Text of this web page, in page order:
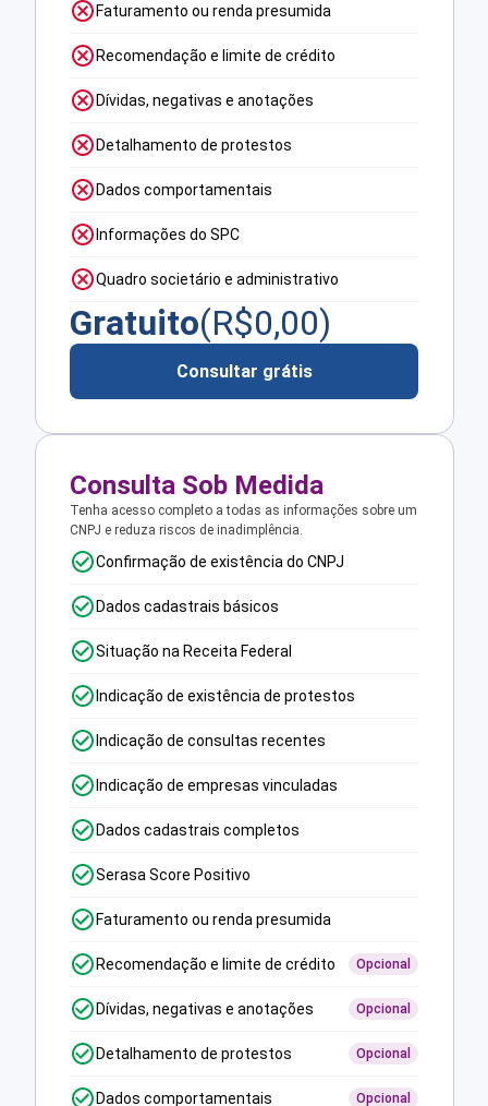
Faturamento ou renda presumida
Recomendação e limite de crédito
Dívidas, negativas e anotações
Detalhamento de protestos
Dados comportamentais
Informações do SPC
Quadro societário e administrativo
Gratuito(R$0,00)
Consultar grátis
Consulta Sob Medida
Tenha acesso completo a todas as informações sobre um
CNPJ e reduza riscos de inadimplência.
Confirmação de existência do CNPJ
Dados cadastrais básicos
Situação na Receita Federal
Indicação de existência de protestos
Indicação de consultas recentes
Indicação de empresas vinculadas
Dados cadastrais completos
Serasa Score Positivo
Faturamento ou renda presumida
Recomendação e limite de crédito Opcional
Dívidas, negativas e anotações Opcional
Detalhamento de protestos Opcional
Dados comportamentais Opcional